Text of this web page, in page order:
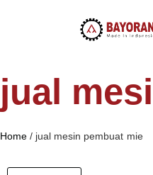
jual
Home / jual mesin pembuat mie